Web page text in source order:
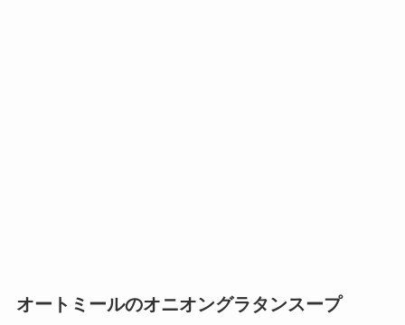
オートミールのオニオングラタンスープ